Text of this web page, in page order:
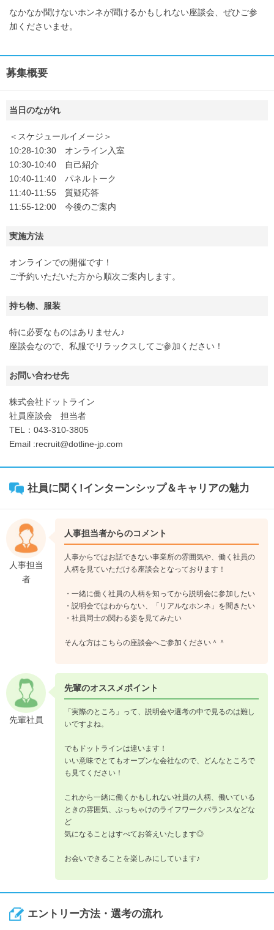
なかなか聞けないホンネが聞けるかもしれない座談会、ぜひご参
加くださいませ。
募集概要
当日のながれ
＜スケジュールイメージ＞
10:28-10:30 オンライン入室
10:30-10:40 自己紹介
10:40-11:40 パネルトーク
11:40-11:55 質疑応答
11:55-12:00 今後のご案内
実施方法
オンラインでの開催です！
ご予約いただいた方から順次ご案内します。
持ち物、服装
特に必要なものはありません♪
座談会なので、私服でリラックスしてご参加ください！
お問い合わせ先
株式会社ドットライン
社員座談会 担当者
TEL：043-310-3805
Email :recruit@dotline-jp.com
社員に聞く!インターンシップ＆キャリアの魅力
人事担当
者
人事担当者からのコメント
人事からではお話できない事業所の雰囲気や、働く社員の
人柄を見ていただける座談会となっております！
・一緒に働く社員の人柄を知ってから説明会に参加したい
・説明会ではわからない、「リアルなホンネ」を聞きたい
・社員同士の関わる姿を見てみたい
そんな方はこちらの座談会へご参加ください＾＾
先輩社員
先輩のオススメポイント
「実際のところ」って、説明会や選考の中で見るのは難し
いですよね。
でもドットラインは違います！
いい意味でとてもオープンな会社なので、どんなところで
も見てください！
これから一緒に働くかもしれない社員の人柄、働いている
ときの雰囲気、ぶっちゃけのライフワークバランスなどな
ど
気になることはすべてお答えいたします◎
お会いできることを楽しみにしています♪
エントリー方法・選考の流れ